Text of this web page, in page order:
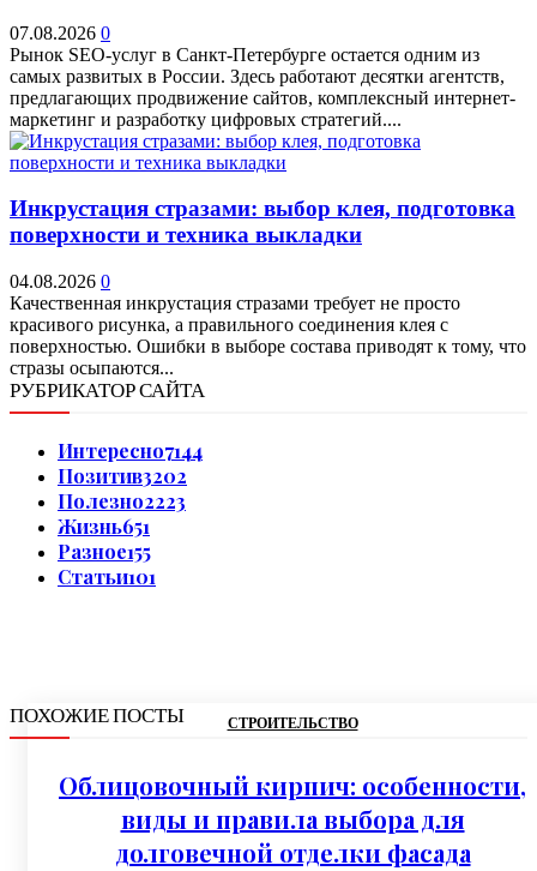
07.08.2026 0
Рынок SEO-услуг в Санкт-Петербурге остается одним из
самых развитых в России. Здесь работают десятки агентств,
предлагающих продвижение сайтов, комплексный интернет-
маркетинг и разработку цифровых стратегий....
Инкрустация стразами: выбор клея, подготовка
поверхности и техника выкладки
04.08.2026 0
Качественная инкрустация стразами требует не просто
красивого рисунка, а правильного соединения клея с
поверхностью. Ошибки в выборе состава приводят к тому, что
стразы осыпаются...
РУБРИКАТОР САЙТА
Интересно7144
Позитив3202
Полезно2223
Жизнь651
Разное155
Статьи101
ПОХОЖИЕ ПОСТЫ СТРОИТЕЛЬСТВО
Облицовочный кирпич: особенности,
виды и правила выбора для
долговечной отделки фасада